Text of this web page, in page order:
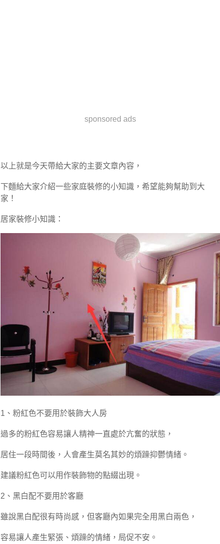
sponsored ads
以上就是今天帶給大家的主要文章內容，
下麵給大家介紹一些家庭裝修的小知識，希望能夠幫助到大
家！
居家裝修小知識：
1、粉紅色不要用於裝飾大人房
過多的粉紅色容易讓人精神一直處於亢奮的狀態，
居住一段時間後，人會產生莫名其妙的煩躁抑鬱情緒。
建議粉紅色可以用作裝飾物的點綴出現。
2、黑白配不要用於客廳
雖說黑白配很有時尚感，但客廳內如果完全用黑白兩色，
容易讓人產生緊張、煩躁的情緒，局促不安。